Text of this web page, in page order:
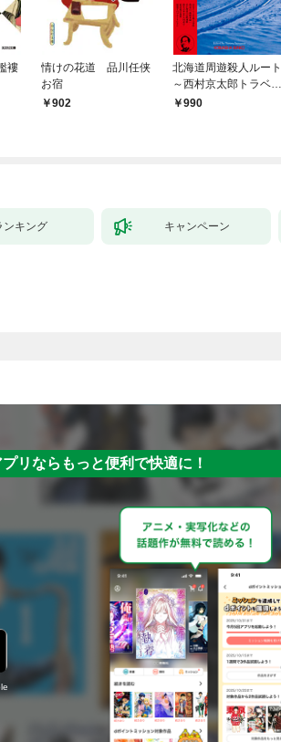
褸
情けの花道 品川任侠
お宿
902
北海道周遊殺人ルート
～西村京太郎トラベル
ミステリー・セレクシ
990
ンキング キャンペーン
プリならもっと便利で快適に！